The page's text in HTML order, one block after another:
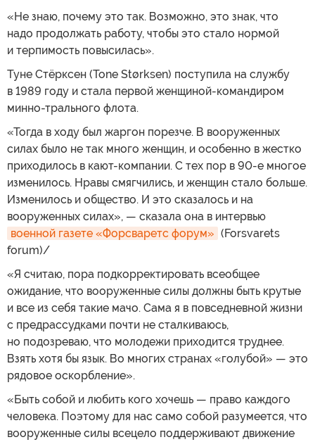
«Не знаю, почему это так. Возможно, это знак, что
надо продолжать работу, чтобы это стало нормой
и терпимость повысилась».
Туне Стёрксен (Tone Størksen) поступила на службу
в 1989 году и стала первой женщиной-командиром
минно-трального флота.
«Тогда в ходу был жаргон порезче. В вооруженных
силах было не так много женщин, и особенно в жестко
приходилось в кают-компании. С тех пор в 90-е многое
изменилось. Нравы смягчились, и женщин стало больше.
Изменилось и общество. И это сказалось и на
вооруженных силах», — сказала она в интервью
военной газете «Форсваретс форум» (Forsvarets
forum)/
«Я считаю, пора подкорректировать всеобщее
ожидание, что вооруженные силы должны быть крутые
и все из себя такие мачо. Сама я в повседневной жизни
с предрассудками почти не сталкиваюсь,
но подозреваю, что молодежи приходится труднее.
Взять хотя бы язык. Во многих странах «голубой» — это
рядовое оскорбление».
«Быть собой и любить кого хочешь — право каждого
человека. Поэтому для нас само собой разумеется, что
вооруженные силы всецело поддерживают движение